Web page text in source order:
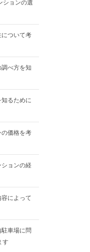
ションの選
ついて考
べ方を知
るために
価格を考
ョンの経
によって
車場に問
す